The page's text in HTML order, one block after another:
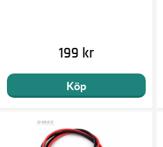
199 kr
Köp